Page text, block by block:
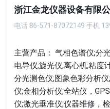
浙江金龙仪器设备有限公
电话 86-571-87072149 手机
主营产品： 气相色谱仪;分
电导仪;旋光仪;离心机;粘度
分光测色仪;图象色彩分析
仪;金相分析仪;全站仪，
仪;激光垂准仪;仪器维修，检